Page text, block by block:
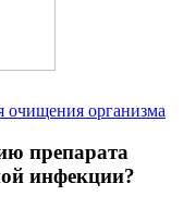
очищения организма
препарата
инфекции?